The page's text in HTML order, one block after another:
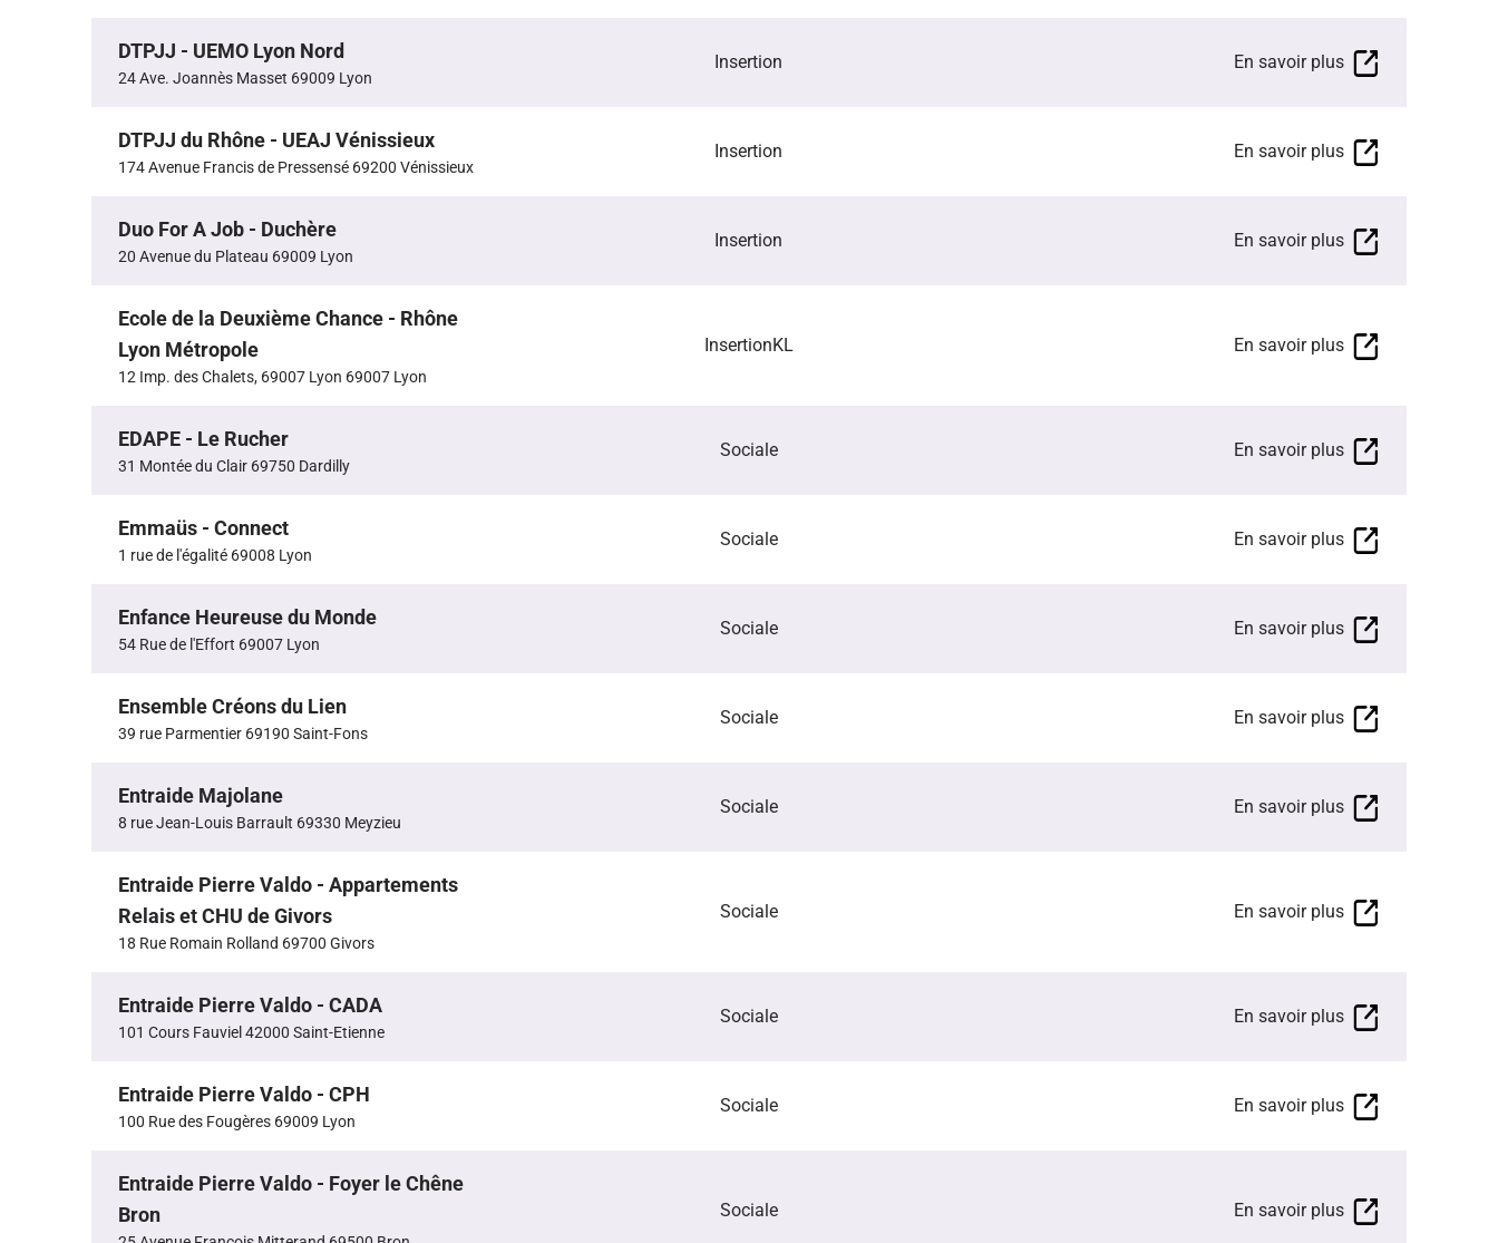
DTPJJ - UEMO Lyon Nord
24 Ave. Joannès Masset 69009 Lyon
Insertion En savoir plus
DTPJJ du Rhône - UEAJ Vénissieux
174 Avenue Francis de Pressensé 69200 Vénissieux
Insertion En savoir plus
Duo For A Job - Duchère
20 Avenue du Plateau 69009 Lyon
Insertion En savoir plus
Ecole de la Deuxième Chance - Rhône
Lyon Métropole
12 Imp. des Chalets, 69007 Lyon 69007 Lyon
InsertionKL En savoir plus
EDAPE - Le Rucher
31 Montée du Clair 69750 Dardilly
Sociale En savoir plus
Emmaüs - Connect
1 rue de l'égalité 69008 Lyon
Sociale En savoir plus
Enfance Heureuse du Monde
54 Rue de l'Effort 69007 Lyon
Sociale En savoir plus
Ensemble Créons du Lien
39 rue Parmentier 69190 Saint-Fons
Sociale En savoir plus
Entraide Majolane
8 rue Jean-Louis Barrault 69330 Meyzieu
Sociale En savoir plus
Entraide Pierre Valdo - Appartements
Relais et CHU de Givors
18 Rue Romain Rolland 69700 Givors
Sociale En savoir plus
Entraide Pierre Valdo - CADA
101 Cours Fauviel 42000 Saint-Etienne
Sociale En savoir plus
Entraide Pierre Valdo - CPH
100 Rue des Fougères 69009 Lyon
Sociale En savoir plus
Entraide Pierre Valdo - Foyer le Chêne
Bron
Sociale En savoir plus